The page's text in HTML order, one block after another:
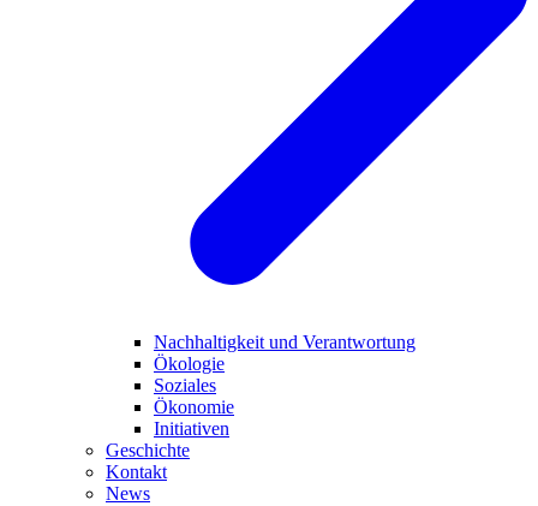
Nachhaltigkeit und Verantwortung
Ökologie
Soziales
Ökonomie
Initiativen
Geschichte
Kontakt
News